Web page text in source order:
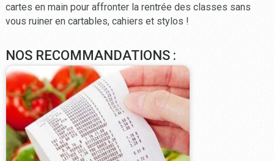
cartes en main pour affronter la rentrée des classes sans
vous ruiner en cartables, cahiers et stylos !
NOS RECOMMANDATIONS :